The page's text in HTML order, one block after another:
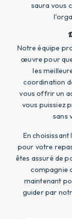
saura vous
Notre équipe
œuvre pour
les
coordination
vous offrir un
vous puissiez
sans
En choisissant
pour votre
êtes assuré de
compagnie
maintenant
guider par